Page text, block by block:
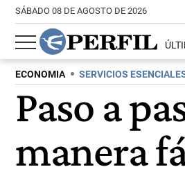
SÁBADO 08 DE AGOSTO DE 2026
ECONOMIA SERVICIOS
Paso a
manera